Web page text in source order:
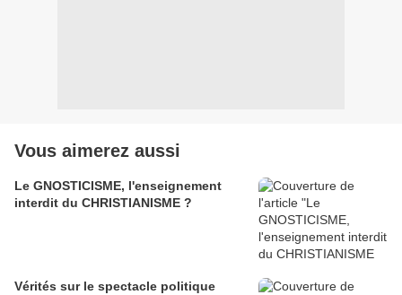
Vous aimerez aussi
Le GNOSTICISME, l'enseignement
interdit du CHRISTIANISME ?
Vérités sur le spectacle politique